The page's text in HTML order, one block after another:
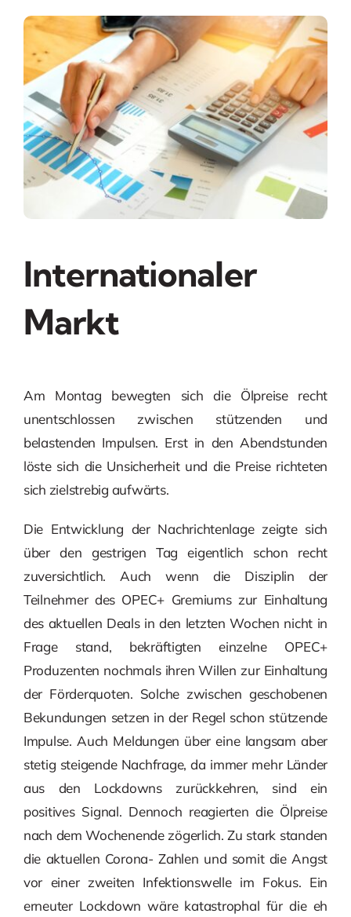
Internationaler
Markt
Am Montag bewegten sich die Ölpreise recht
unentschlossen zwischen stützenden und
belastenden Impulsen. Erst in den Abendstunden
löste sich die Unsicherheit und die Preise richteten
sich zielstrebig aufwärts.
Die Entwicklung der Nachrichtenlage zeigte sich
über den gestrigen Tag eigentlich schon recht
zuversichtlich. Auch wenn die Disziplin der
Teilnehmer des OPEC+ Gremiums zur Einhaltung
des aktuellen Deals in den letzten Wochen nicht in
Frage stand, bekräftigten einzelne OPEC+
Produzenten nochmals ihren Willen zur Einhaltung
der Förderquoten. Solche zwischen geschobenen
Bekundungen setzen in der Regel schon stützende
Impulse. Auch Meldungen über eine langsam aber
stetig steigende Nachfrage, da immer mehr Länder
aus den Lockdowns zurückkehren, sind ein
positives Signal. Dennoch reagierten die Ölpreise
nach dem Wochenende zögerlich. Zu stark standen
die aktuellen Corona- Zahlen und somit die Angst
vor einer zweiten Infektionswelle im Fokus. Ein
erneuter Lockdown wäre katastrophal für die eh